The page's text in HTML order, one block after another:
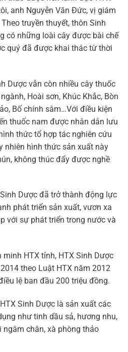
anh Nguyễn Văn Đức, vị giám
truyền thuyết, thôn Sinh
có những loài cây được bài chế
quý đã được khai thác từ thời
Dược vẫn còn nhiều cây thuốc
Hoài sơn, Khúc Khắc, Bòn
Bố chính sâm…Với điều kiện
thuốc nam được nhân dân lưu
thức tổ hợp tác nghiên cứu
nhiên hình thức sản xuất này
không thúc đẩy được nghề
Dược đã trở thành động lực
phát triển sản xuất, vươn xa
với sự phát triển trong nước và
HTX tỉnh, HTX Sinh Dược
theo Luật HTX năm 2012
lệ ban đầu 200 triệu đồng.
Sinh Dược là sản xuất các
như tinh dầu sả, hương nhu,
ngâm chân, xà phòng thảo